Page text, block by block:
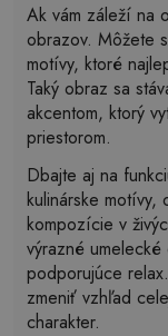
Ak vám záleží na
obrazov. Môžete
motívy, ktoré
Taký obraz sa
akcentom, ktorý
priestorom.
Dbajte aj na
kulinárske
kompozície v
výrazné
podporujúce relax.
zmeniť vzhľad
charakter.